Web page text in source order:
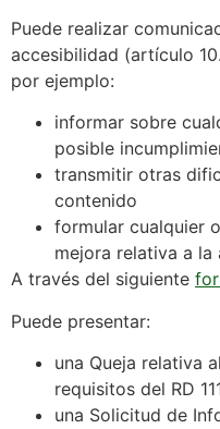
Puede realizar
accesibilidad (artículo
por ejemplo:
informar sobre
posible
transmitir otras
contenido
formular cualquier
mejora relativa a la
A través del siguiente
Puede presentar:
una Queja relativa
requisitos del RD
una Solicitud de